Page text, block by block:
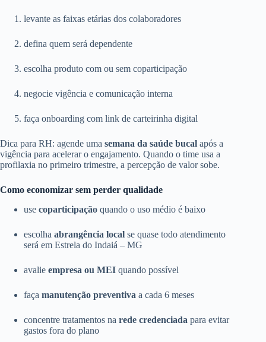
levante as faixas etárias dos colaboradores
defina quem será dependente
escolha produto com ou sem coparticipação
negocie vigência e comunicação interna
faça onboarding com link de carteirinha digital
Dica para RH: agende uma semana da saúde bucal após a
vigência para acelerar o engajamento. Quando o time usa a
profilaxia no primeiro trimestre, a percepção de valor sobe.
Como economizar sem perder qualidade
use coparticipação quando o uso médio é baixo
escolha abrangência local se quase todo atendimento
será em Estrela do Indaiá – MG
avalie empresa ou MEI quando possível
faça manutenção preventiva a cada 6 meses
concentre tratamentos na rede credenciada para evitar
gastos fora do plano